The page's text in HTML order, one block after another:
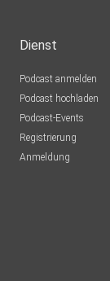
Dienst
Podcast anmelden
Podcast hochladen
Podcast-Events
Registrierung
Anmeldung